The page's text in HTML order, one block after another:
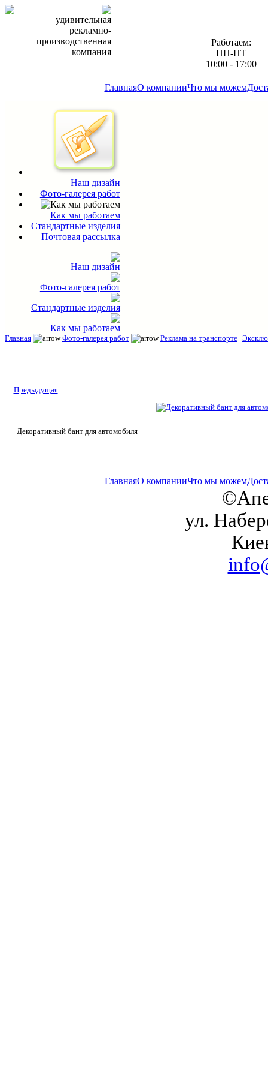
удивительная
рекламно-
производственная
компания
Работаем:
ПН-ПТ
10:00 - 17:00
ГлавнаяО компанииЧто мы можем
Наш дизайн
Фото-галерея работ
Как мы работаем
Стандартные изделия
Почтовая рассылка
Наш дизайн
Фото-галерея работ
Стандартные изделия
Как мы работаем
Главная Фото-галерея работ Реклама на транспорте
Предыдущая
Декоративный бант для автомобиля
ГлавнаяО компанииЧто мы можем
ул.